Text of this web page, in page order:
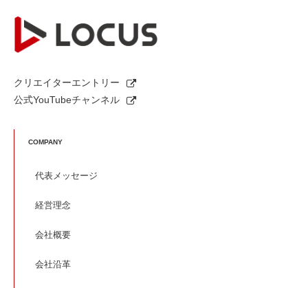
クリエイターエントリー
公式YouTubeチャンネル
COMPANY
代表メッセージ
経営理念
会社概要
会社沿革